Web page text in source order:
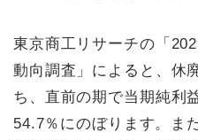
東京商工リサーチの「
動向調査」によると、休
ち、直前の期で当期純利
54.7％にのぼります。ま